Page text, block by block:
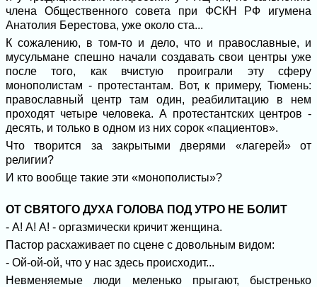
члена Общественного совета при ФСКН РФ игумена
Анатолия Берестова, уже около ста...
К сожалению, в том-то и дело, что и православные, и
мусульмане спешно начали создавать свои центры уже
после того, как вчистую проиграли эту сферу
монополистам - протестантам. Вот, к примеру, Тюмень:
православный центр там один, реабилитацию в нем
проходят четыре человека. А протестантских центров -
десять, и только в одном из них сорок «пациентов».
Что творится за закрытыми дверями «лагерей» от
религии?
И кто вообще такие эти «монополисты»?
ОТ СВЯТОГО ДУХА ГОЛОВА ПОД УТРО НЕ БОЛИТ
- А! А! А! - оргазмически кричит женщина.
Пастор расхаживает по сцене с довольным видом:
- Ой-ой-ой, что у нас здесь происходит...
Невменяемые люди меленько прыгают, быстренько